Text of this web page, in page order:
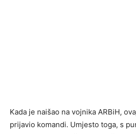
Kada je naišao na vojnika ARBiH,
prijavio komandi. Umjesto toga, s